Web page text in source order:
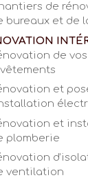
de
bureaux et de
de
et
et
plomberie
ventilation